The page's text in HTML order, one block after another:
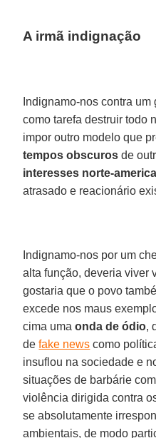
A irmã indignação
Indignamo-nos contra
como tarefa destruir todo
impor outro modelo que
tempos obscuros de
interesses norte-
atrasado e reacionário
Indignamo-nos por um
alta função, deveria viver
gostaria que o povo
excede nos maus
cima umaonda de ódio,
defake news como
insuflou na sociedade e
situações de barbárie
violência dirigida contra
se absolutamente
ambientais, de modo